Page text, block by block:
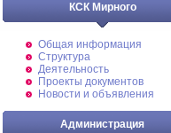
КСК Мирного
Общая информация
Структура
Деятельность
Проекты документов
Новости и объявления
Администрация